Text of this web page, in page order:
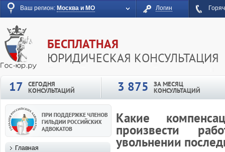
Ваш регион: Москва и МО Логин
БЕСПЛАТНАЯ
ЮРИДИЧЕСКАЯ КОНСУЛЬТАЦИЯ
17
СЕГОДНЯ
КОНСУЛЬТАЦИЙ 3 875 ЗА МЕСЯЦ
КОНСУЛЬТАЦИЙ
Какие
произвести
увольнении
Главная